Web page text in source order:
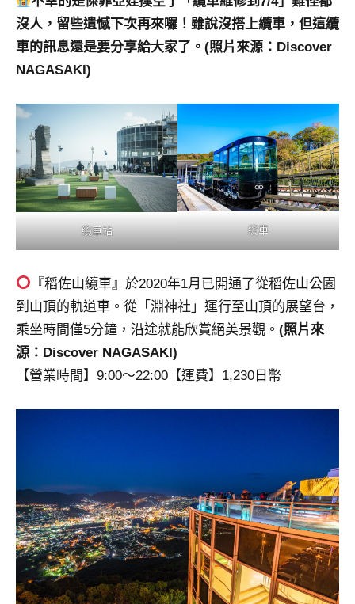
沒人，留些遺憾下次再來囉！雖說沒搭上纜車，但這纜
車的訊息還是要分享給大家了。(照片來源：Discover
NAGASAKI)
纜車站 纜車
『稻佐山纜車』於2020年1月已開通了從稻佐山公園
到山頂的軌道車。從「淵神社」運行至山頂的展望台，
乘坐時間僅5分鐘，沿途就能欣賞絕美景觀。 (照片來
源：Discover NAGASAKI)
【營業時間】9:00〜22:00【運費】1,230日幣